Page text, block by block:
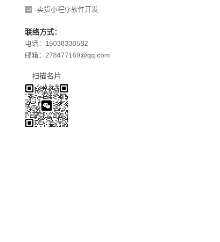
10 卖货小程序软件开发
联络方式：
电话：15038330582
邮箱：278477169@qq.com
扫描名片